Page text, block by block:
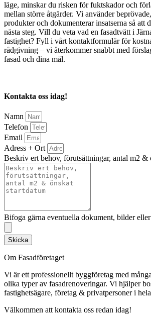
läge, minskar du risken för fuktskador och
mellan större åtgärder. Vi använder
produkter och dokumenterar insatserna så att
nästa steg. Vill du veta vad en fasadtvätt i
fastighet? Fyll i vårt kontaktformulär för
rådgivning – vi återkommer snabbt med
fasad och dina mål.
Kontakta oss idag!
Namn
Telefon
Email
Adress + Ort
Beskriv ert behov, förutsättningar, antal m2 &
Bifoga gärna eventuella dokument, bilder
Skicka
Om Fasadföretaget
Vi är ett professionellt byggföretag med
olika typer av fasadrenoveringar. Vi hjälper
fastighetsägare, företag & privatpersoner i
Välkommen att kontakta oss redan idag!